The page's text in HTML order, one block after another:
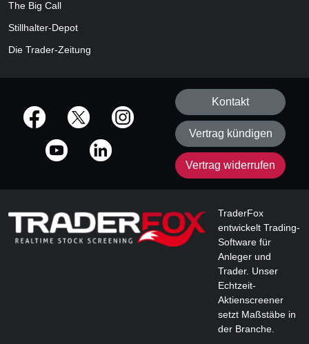
The Big Call
Stillhalter-Depot
Die Trader-Zeitung
offizielle Social Media-Accounts
Kontakt
Vertrag kündigen
Vertrag widerrufen
TraderFox
entwickelt Trading-
Software für
Anleger und
Trader. Unser
Echtzeit-
Aktienscreener
setzt Maßstäbe in
der Branche.